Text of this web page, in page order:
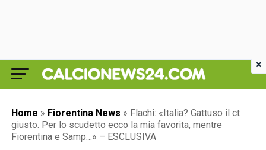
Home » Fiorentina News » Flachi: «Italia? Gattuso il ct
giusto. Per lo scudetto ecco la mia favorita, mentre
Fiorentina e Samp…» – ESCLUSIVA
×